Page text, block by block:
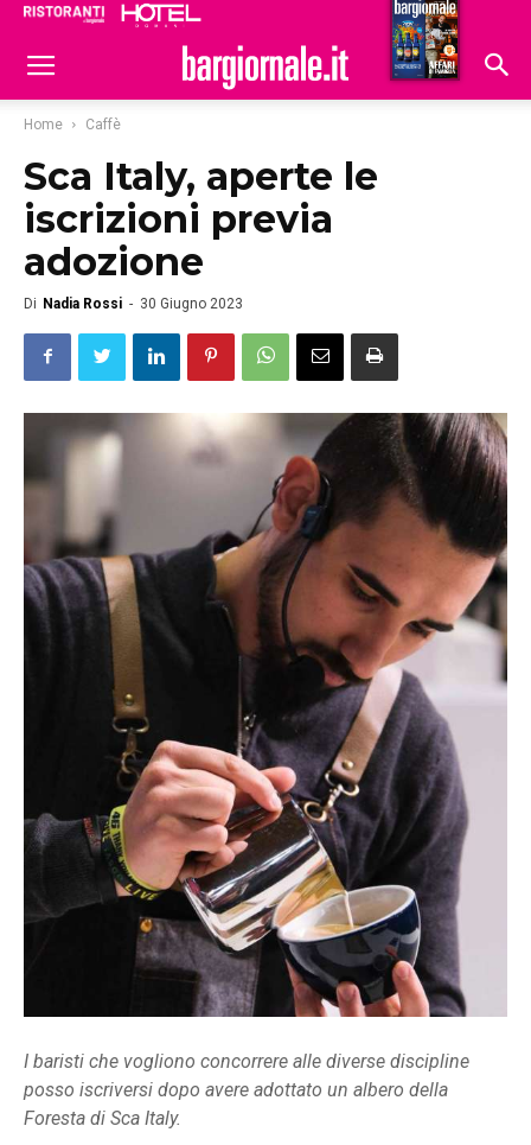
Hoteldomani
Home Caffè
Sca Italy, aperte le
iscrizioni previa
adozione
Di Nadia Rossi - 30 Giugno 2023
I baristi che vogliono concorrere alle diverse discipline
posso iscriversi dopo avere adottato un albero della
Foresta di Sca Italy.